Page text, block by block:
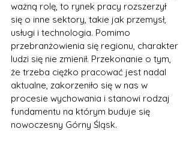
ważną rolę, to rynek pracy rozszerzył
się o inne sektory, takie jak przemysł,
usługi i technologia. Pomimo
przebranżowienia się regionu, charakter
ludzi się nie zmienił. Przekonanie o tym,
że trzeba ciężko pracować jest nadal
aktualne, zakorzeniło się w nas w
procesie wychowania i stanowi rodzaj
fundamentu na którym buduje się
nowoczesny Górny Śląsk.